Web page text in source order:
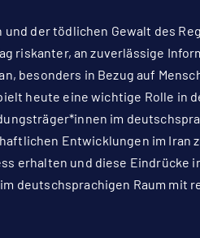
der tödlichen Gewalt des
riskanter, an zuverlässige
besonders in Bezug auf
heute eine wichtige Rolle in
im
Entwicklungen im Iran
erhalten und diese Eindrücke
deutschsprachigen Raum